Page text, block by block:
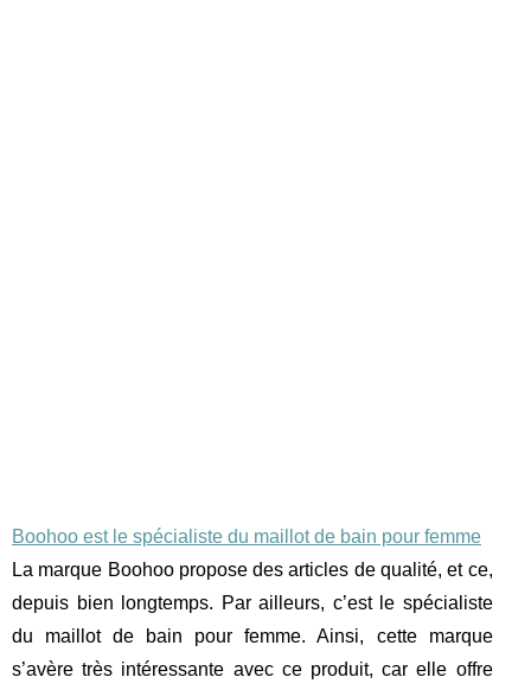
Boohoo est le spécialiste du maillot de bain pour femme
La marque Boohoo propose des articles de qualité, et ce,
depuis bien longtemps. Par ailleurs, c’est le spécialiste
du maillot de bain pour femme. Ainsi, cette marque
s’avère très intéressante avec ce produit, car elle offre